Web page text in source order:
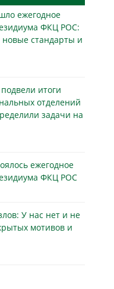
ежегодное
ФКЦ РОС:
новые стандарты и
итоги
отделений
задачи на
ежегодное
ФКЦ РОС
У нас нет и не
мотивов и